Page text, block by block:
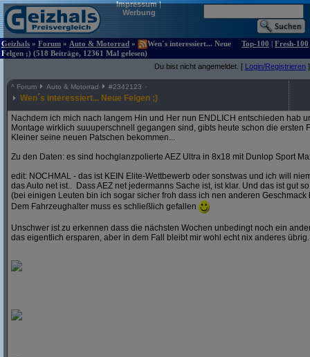
Impressum|
Werbung
Geizhals » Forum » Auto & Motorrad »
Wen´s interessiert... Neue
Felgen ;) (518 Beiträge, 12361 Mal gelesen)
Top-100 | Fresh-100
Du bist nicht angemeldet. [ Login/Registrieren ]
^ Forum Auto & Motorrad #2342123
Wen´s interessiert... Neue Felgen ;)
Nachdem ich mich nach langem Hin und Her nun ENDLICH entschieden hab
Montage wirklich suuuperschnell gegangen sind, gibts heute schon die ersten
Kleiner seine neuen Patschen bekommen...
Zu den Daten: es sind hochglanzpolierte AEZ Ultra in 8x18 mit Dunlop Sport
edit: NOCHMAL - das ist KEIN Elite-Wettbewerb oder sonstwas und ich will
das Auto net ist.. Dass AEZ net jedermanns Sache ist, ist klar. Und das ist gut
(bei einigen Leuten bin ich sogar sicher froh dass ich nen anderen Geschmack
Dem Fahrzeughalter muss es schließlich gefallen
Unschwer ist zu erkennen dass die nächsten Wochen unbedingt noch ein
das eigentlich ersparen, aber in dem Fall bleibt mir wohl echt nix anderes